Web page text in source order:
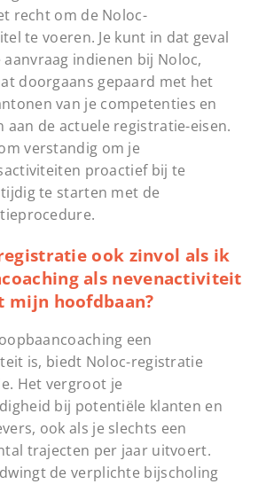
recht om de Noloc-
te voeren. Je kunt in dat geval
aanvraag indienen bij Noloc,
doorgaans gepaard met het
van je competenties en
aan de actuele registratie-eisen.
verstandig om je
proactief bij te
te starten met de
ook zinvol als ik
als nevenactiviteit
mijn hoofdbaan?
een
is, biedt Noloc-registratie
Het vergroot je
bij potentiële klanten en
ook als je slechts een
trajecten per jaar uitvoert.
de verplichte bijscholing